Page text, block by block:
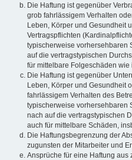
Die Haftung ist gegenüber
grob fahrlässigem Verhalten
Leben, Körper und Gesundheit
Vertragspflichten
typischerweise vorhersehbaren
auf die vertragstypischen
für mittelbare Folgeschäden
Die Haftung ist gegenüber
Leben, Körper und Gesundheit
fahrlässigem Verhalten des
typischerweise vorhersehbaren
nach auf die vertragstypischen
auch für mittelbare Schäden,
Die Haftungsbegrenzung der
zugunsten der Mitarbeiter und
Ansprüche für eine Haftung